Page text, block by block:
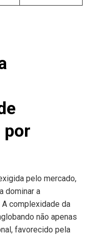
por
pelo mercado,
dominar a
complexidade da
não apenas
favorecido pela